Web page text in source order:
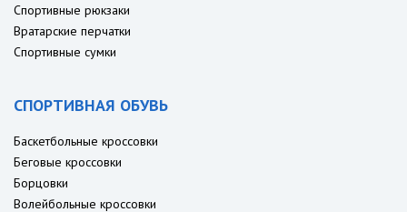
Спортивные рюкзаки
Вратарские перчатки
Спортивные сумки
СПОРТИВНАЯ ОБУВЬ
Баскетбольные кроссовки
Беговые кроссовки
Борцовки
Волейбольные кроссовки